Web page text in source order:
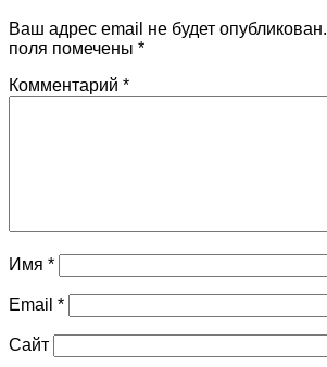
Ваш адрес email не будет опубликован.
поля помечены *
Комментарий *
Имя *
Email *
Сайт